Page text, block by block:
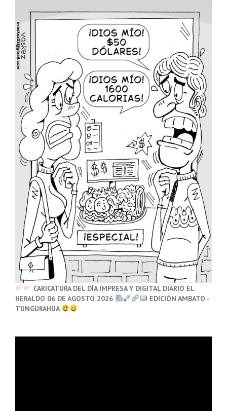
CARICATURA DEL DÍA IMPRESA Y DIGITAL DIARIO EL
HERALDO 06 DE AGOSTO 2026
EDICIÓN AMBATO -
TUNGURAHUA